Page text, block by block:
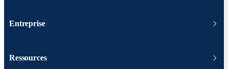
Entreprise
Ressources